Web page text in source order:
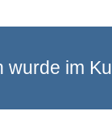
wurde im